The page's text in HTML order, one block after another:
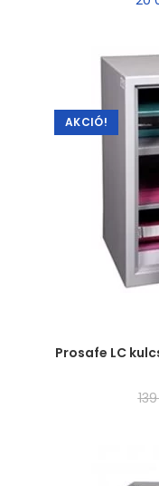
AKCIÓ!
Prosafe LC